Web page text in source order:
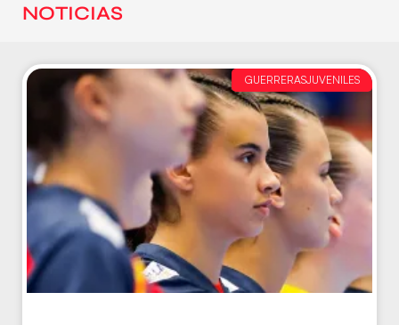
NOTICIAS
GUERRERASJUVENILES